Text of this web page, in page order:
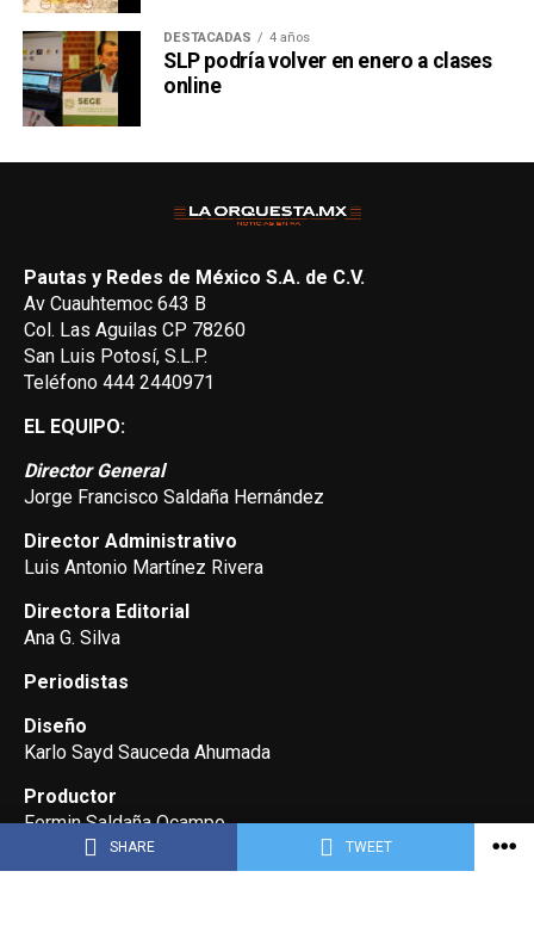
SHARE TWEET
DESTACADAS 4 años
SLP podría volver en enero a clases
online
Pautas y Redes de México S.A. de C.V.
Av Cuauhtemoc 643 B
Col. Las Aguilas CP 78260
San Luis Potosí, S.L.P.
Teléfono 444 2440971
EL EQUIPO:
Director General
Jorge Francisco Saldaña Hernández
Director Administrativo
Luis Antonio Martínez Rivera
Directora Editorial
Ana G. Silva
Periodistas
Diseño
Karlo Sayd Sauceda Ahumada
Productor
Fermin Saldaña Ocampo